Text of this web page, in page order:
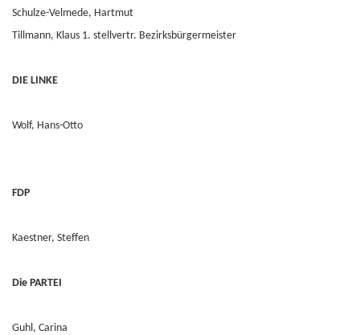
Schulze-Velmede, Hartmut
Tillmann, Klaus 1. stellvertr. Bezirksbürgermeister
DIE LINKE
Wolf, Hans-Otto
FDP
Kaestner, Steffen
Die PARTEI
Guhl, Carina